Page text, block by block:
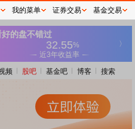
频 股吧 基金吧 博客 搜索
我的菜单 证券交易 基金交易